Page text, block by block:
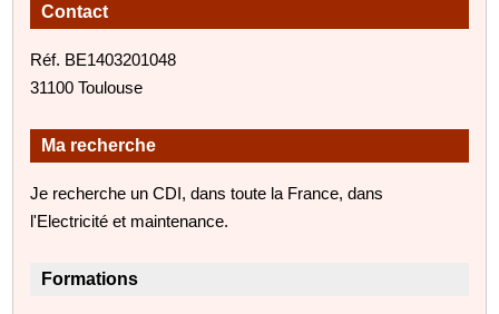
Contact
Réf. BE1403201048
31100 Toulouse
Ma recherche
Je recherche un CDI, dans toute la France, dans
l'Electricité et maintenance.
Formations